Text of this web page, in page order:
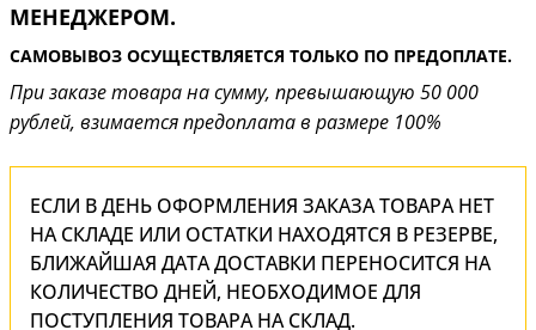
МЕНЕДЖЕРОМ.
САМОВЫВОЗ ОСУЩЕСТВЛЯЕТСЯ ТОЛЬКО ПО ПРЕДОПЛАТЕ.
При заказе товара на сумму, превышающую 50 000
рублей, взимается предоплата в размере 100%
ЕСЛИ В ДЕНЬ ОФОРМЛЕНИЯ ЗАКАЗА ТОВАРА НЕТ
НА СКЛАДЕ ИЛИ ОСТАТКИ НАХОДЯТСЯ В РЕЗЕРВЕ,
БЛИЖАЙШАЯ ДАТА ДОСТАВКИ ПЕРЕНОСИТСЯ НА
КОЛИЧЕСТВО ДНЕЙ, НЕОБХОДИМОЕ ДЛЯ
ПОСТУПЛЕНИЯ ТОВАРА НА СКЛАД.